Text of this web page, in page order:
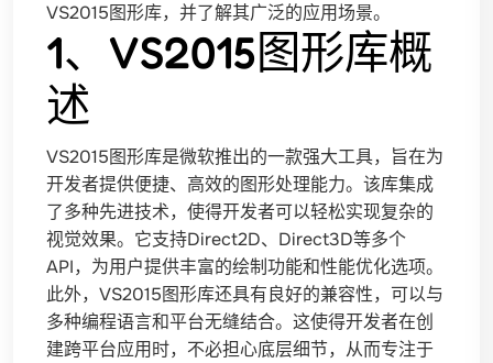
VS2015图形库，并了解其广泛的应用场景。
1、VS2015图形库概
述
VS2015图形库是微软推出的一款强大工具，旨在为
开发者提供便捷、高效的图形处理能力。该库集成
了多种先进技术，使得开发者可以轻松实现复杂的
视觉效果。它支持Direct2D、Direct3D等多个
API，为用户提供丰富的绘制功能和性能优化选项。
此外，VS2015图形库还具有良好的兼容性，可以与
多种编程语言和平台无缝结合。这使得开发者在创
建跨平台应用时，不必担心底层细节，从而专注于